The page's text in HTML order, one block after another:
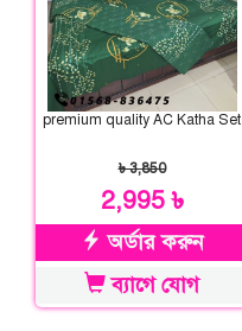
premium quality AC Katha Set
৳ 3,850
2,995 ৳
অর্ডার করুন
ব্যাগে যোগ